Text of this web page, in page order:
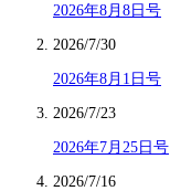
2026年8月8日号
2026/7/30
2026年8月1日号
2026/7/23
2026年7月25日号
2026/7/16